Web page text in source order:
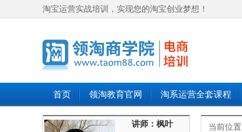
淘宝运营实战培训，实现您的淘宝创业梦想！
首页 领淘教育官网 淘系运营全套课程
当前位
讲师：枫叶